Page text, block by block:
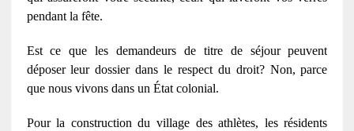
pendant la fête.
Est ce que les demandeurs de titre de séjour peuvent
déposer leur dossier dans le respect du droit? Non, parce
que nous vivons dans un État colonial.
Pour la construction du village des athlètes, les résidents